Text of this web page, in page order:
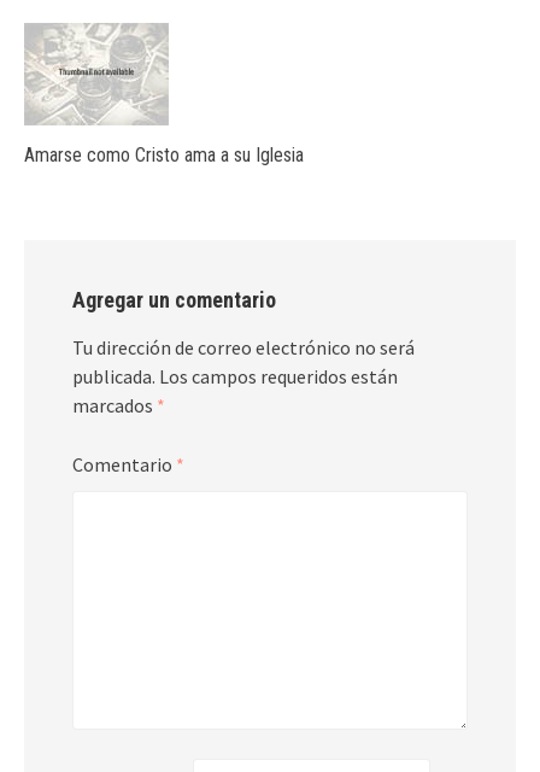
Amarse como Cristo ama a su Iglesia
Agregar un comentario
Tu dirección de correo electrónico no será
publicada. Los campos requeridos están
marcados *
Comentario *